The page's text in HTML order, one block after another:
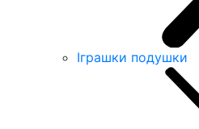
Іграшки подушки